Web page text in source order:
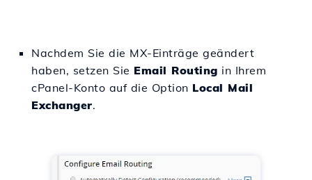
Nachdem Sie die MX-Einträge geändert
haben, setzen Sie Email Routing in Ihrem
cPanel-Konto auf die Option Local Mail
Exchanger.